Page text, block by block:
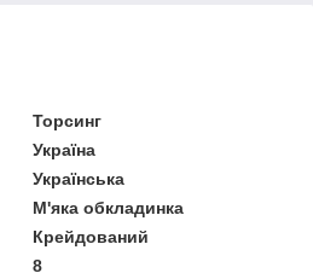
Торсинг
Україна
Українська
М'яка обкладинка
Крейдований
8